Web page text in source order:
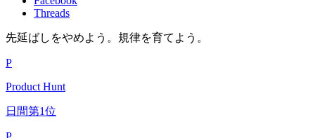
Threads
先延ばしをやめよう。規律を育てよう。
P
Product Hunt
日間第1位